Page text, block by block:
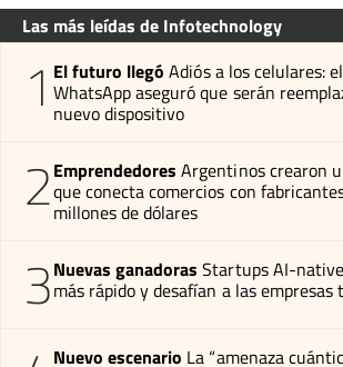
Las más leídas de Infotechnology
1 El futuro llegó Adiós a los celulares:
WhatsApp aseguró que serán
nuevo dispositivo
2Emprendedores Argentinos crearon
que conecta comercios con
millones de dólares
3Nuevas ganadoras Startups AI-
más rápido y desafían a las empresas
Nuevo escenario La “amenaza